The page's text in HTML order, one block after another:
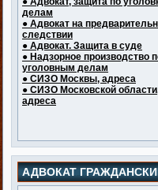
делам
● Адвокат на
следствии
● Адвокат. Защита в суде
● Надзорное производство
уголовным делам
● СИЗО Москвы, адреса
● СИЗО Московской
адреса
АДВОКАТ